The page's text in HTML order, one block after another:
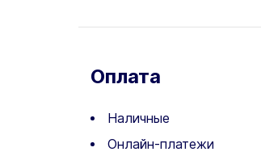
Оплата
Наличные
Онлайн-платежи